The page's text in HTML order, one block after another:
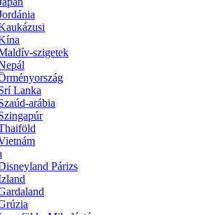
szigetek
Lanka
arábia
Párizs